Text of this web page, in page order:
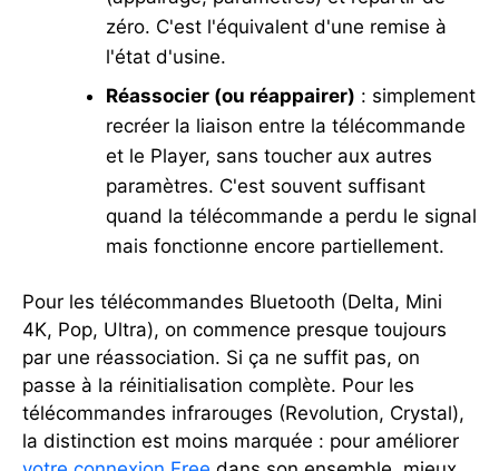
zéro. C'est l'équivalent d'une remise à
l'état d'usine.
Réassocier (ou réappairer) : simplement
recréer la liaison entre la télécommande
et le Player, sans toucher aux autres
paramètres. C'est souvent suffisant
quand la télécommande a perdu le signal
mais fonctionne encore partiellement.
Pour les télécommandes Bluetooth (Delta, Mini
4K, Pop, Ultra), on commence presque toujours
par une réassociation. Si ça ne suffit pas, on
passe à la réinitialisation complète. Pour les
télécommandes infrarouges (Revolution, Crystal),
la distinction est moins marquée : pour améliorer